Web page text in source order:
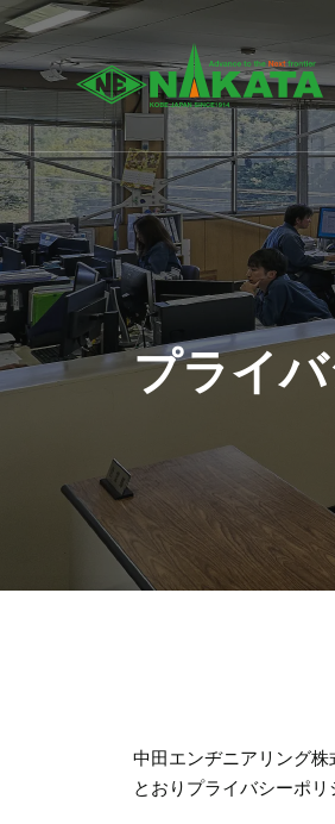
プライ
中田エンヂニアリング
とおりプライバシーポ